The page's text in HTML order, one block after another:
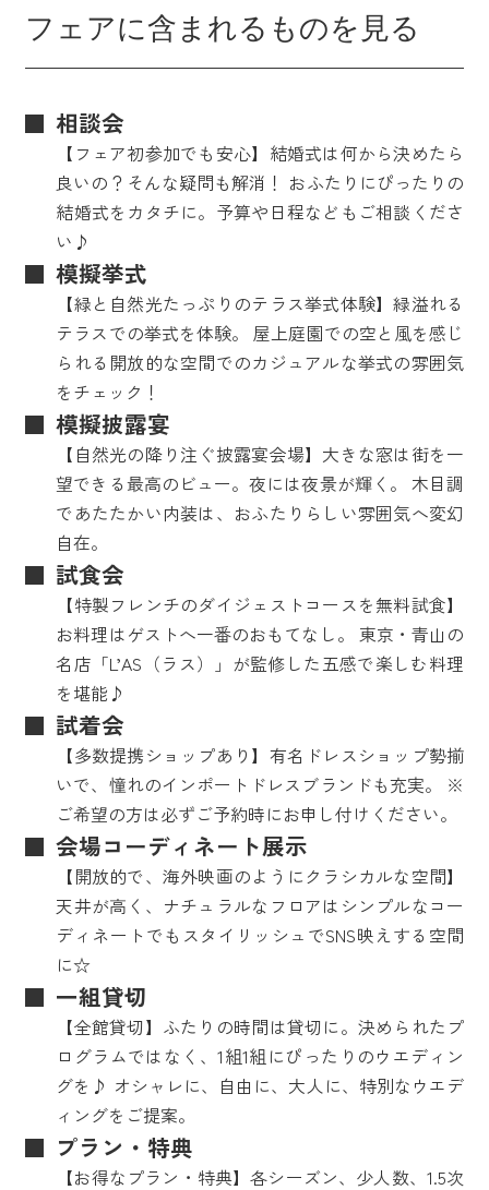
フェアに含まれるものを見る
相談会
【フェア初参加でも安心】結婚式は何から決めたら
良いの？そんな疑問も解消！ おふたりにぴったりの
結婚式をカタチに。予算や日程などもご相談くださ
い♪
模擬挙式
【緑と自然光たっぷりのテラス挙式体験】緑溢れる
テラスでの挙式を体験。 屋上庭園での空と風を感じ
られる開放的な空間でのカジュアルな挙式の雰囲気
をチェック！
模擬披露宴
【自然光の降り注ぐ披露宴会場】大きな窓は街を一
望できる最高のビュー。夜には夜景が輝く。 木目調
であたたかい内装は、おふたりらしい雰囲気へ変幻
自在。
試食会
【特製フレンチのダイジェストコースを無料試食】
お料理はゲストへ一番のおもてなし。 東京・青山の
名店「L’AS（ラス）」が監修した五感で楽しむ料理
を堪能♪
試着会
【多数提携ショップあり】有名ドレスショップ勢揃
いで、憧れのインポートドレスブランドも充実。 ※
ご希望の方は必ずご予約時にお申し付けください。
会場コーディネート展示
【開放的で、海外映画のようにクラシカルな空間】
天井が高く、ナチュラルなフロアはシンプルなコー
ディネートでもスタイリッシュでSNS映えする空間
に☆
一組貸切
【全館貸切】ふたりの時間は貸切に。決められたプ
ログラムではなく、1組1組にぴったりのウエディン
グを♪ オシャレに、自由に、大人に、特別なウエデ
ィングをご提案。
プラン・特典
【お得なプラン・特典】各シーズン、少人数、1.5次